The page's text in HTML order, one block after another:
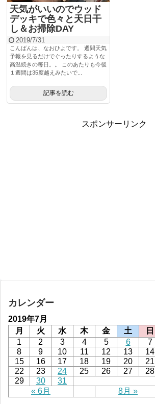
天気がいいのでウッド
デッキで色々と天日干
し＆お掃除DAY
2019/7/31
こんばんは、なおひよです。 週間天気
予報を見るだけでぐったりするような
高温続きの毎日。。 このあたりも今後
１週間は35度越えみたいで...
記事を読む
スポンサーリンク
カレンダー
2019年7月
月
火 水 木 金 土 日
« 6月 8月 »
1 2 3 4 5 6
7
8
9 10 11 12 13
14
15
16 17 18 19 20
21
22
23 24 25 26 27
28
29
30 31